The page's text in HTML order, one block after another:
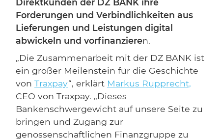
Direktkunden der DZ BANK ihre
Forderungen und Verbindlichkeiten aus
Lieferungen und Leistungen digital
abwickeln und vorfinanzieren.
„Die Zusammenarbeit mit der DZ BANK ist
ein großer Meilenstein für die Geschichte
von Traxpay“, erklärt Markus Rupprecht,
CEO von Traxpay. „Dieses
Bankenschwergewicht auf unsere Seite zu
bringen und Zugang zur
genossenschaftlichen Finanzgruppe zu